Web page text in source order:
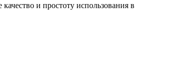
и простоту использования в